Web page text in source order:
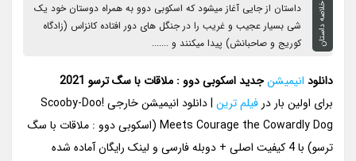
خلاصه داستان
داستان از جایی آغاز میشود که اسکوبی دوو به همراه دوستان خود یک
شی بسیار عجیب و غریب را در جنگل های دور افتاده کانزاس (زادگاه
کوریج و صاحبانش) پیدا میکنند و .......
دانلود انیمیشنجدید اسکوبی دوو : ملاقات با سگ ترسو 2021
برای اولین بار درفیلم ترین
| دانلود انیمیشن خارجی Scooby-Doo!
Meets Courage the Cowardly Dog (اسکوبی دوو : ملاقات با سگ
ترسو) با 4 کیفیت اصلی + دوبله فارسی و لینک رایگان آماده شده